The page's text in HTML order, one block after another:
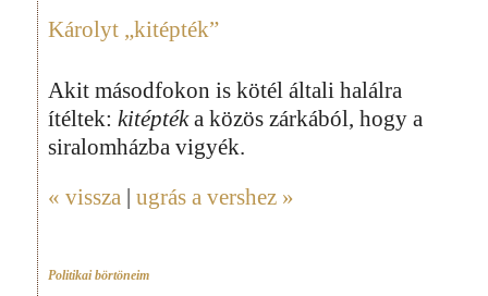
Károlyt „kitépték”
Akit másodfokon is kötél általi halálra
ítéltek: kitéptéka közös zárkából, hogy a
siralomházba vigyék.
« vissza | ugrás a vershez »
Politikai börtöneim